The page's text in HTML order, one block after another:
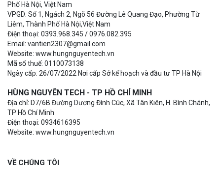
Phố Hà Nội, Việt Nam
VPGD: Số 1, Ngách 2, Ngõ 56 Đường Lê Quang Đạo, Phường Từ
Liêm, Thành Phố Hà Nội,Việt Nam
Điện thoại: 0393.968.345 / 0976.082.395
Email: vantien2307@gmail.com
Website: www.hungnguyentech.vn
Mã số thuế: 0110073138
Ngày cấp: 26/07/2022 Nơi cấp Sở kế hoạch và đầu tư TP Hà Nội
HÙNG NGUYÊN TECH - TP HỒ CHÍ MINH
Địa chỉ: D7/6B Đường Dương Đình Cúc, Xã Tân Kiên, H. Bình Chánh,
TP Hồ Chí Minh
Điện thoại: 0934616395
Website: www.hungnguyentech.vn
VỀ CHÚNG TÔI